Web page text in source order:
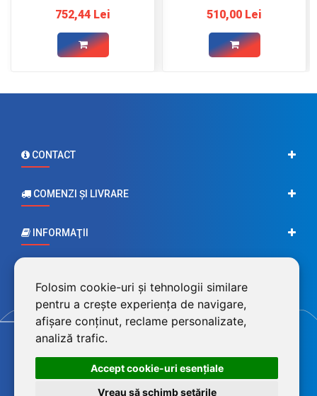
Folosim cookie-uri și tehnologii similare
pentru a crește experiența de navigare,
afișare conținut, reclame personalizate,
analiză trafic.
Accept cookie-uri esenţiale
Vreau să schimb setările
752,44 Lei 510,00 Lei
CONTACT
COMENZI ŞI LIVRARE
INFORMAŢII